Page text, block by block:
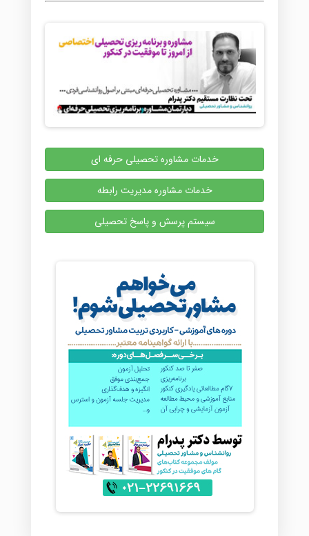
خدمات مشاوره تحصیلی حرفه ای
خدمات مشاوره مدیریت رابطه
سیستم پرسش و پاسخ تحصیلی